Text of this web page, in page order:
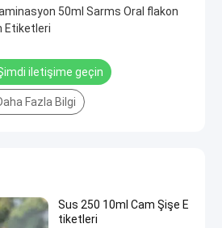
50ml Sarms Oral flakon
Etiketleri
iletişime geçin
Fazla Bilgi
Sus 250 10ml Cam Şişe E
tiketleri